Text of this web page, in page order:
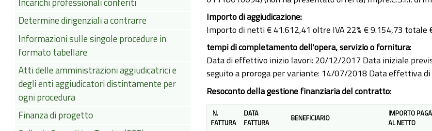
Importo di aggiudicazione:
Importo di netti € 41.612,41 oltre IVA 22% € 9.154,73 totale
tempi di completamento dell'opera, servizio o fornitura:
Data di effettivo inizio lavori: 20/12/2017 Data iniziale
seguito a proroga per variante: 14/07/2018 Data effettiva
Resoconto della gestione finanziaria del contratto:
N.
FATTURA
DATA
FATTURA
BENEFICIARIO
IMPORTO
AL NETTO
Determine dirigenziali a contrarre
Informazioni sulle singole procedure in
formato tabellare
Atti delle amministrazioni aggiudicatrici e
degli enti aggiudicatori distintamente per
ogni procedura
Finanza di progetto